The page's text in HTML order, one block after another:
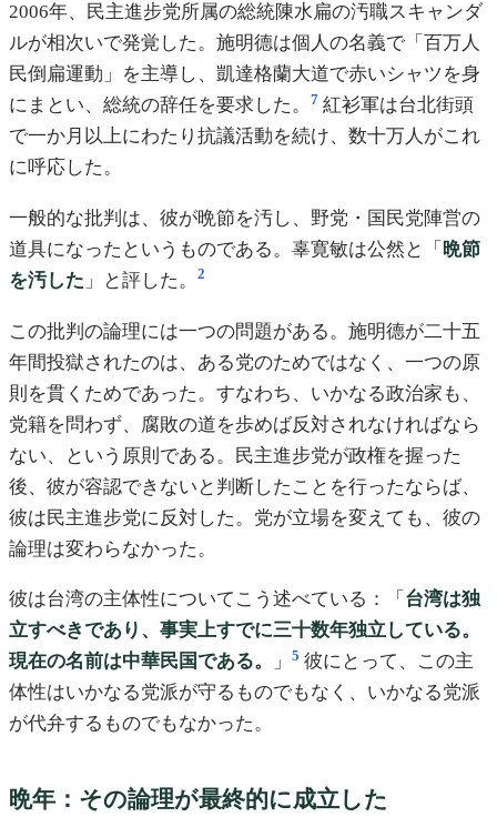
2006年、民主進步党所属の総統陳水扁の汚職スキャンダ
ルが相次いで発覚した。施明德は個人の名義で「百万人
民倒扁運動」を主導し、凱達格蘭大道で赤いシャツを身
にまとい、総統の辞任を要求した。
7 紅衫軍は台北街頭
で一か月以上にわたり抗議活動を続け、数十万人がこれ
に呼応した。
一般的な批判は、彼が晩節を汚し、野党・国民党陣営の
道具になったというものである。辜寛敏は公然と「 晩節
を汚した 」と評した。 2
この批判の論理には一つの問題がある。施明德が二十五
年間投獄されたのは、ある党のためではなく、一つの原
則を貫くためであった。すなわち、いかなる政治家も、
党籍を問わず、腐敗の道を歩めば反対されなければなら
ない、という原則である。民主進步党が政権を握った
後、彼が容認できないと判断したことを行ったならば、
彼は民主進步党に反対した。党が立場を変えても、彼の
論理は変わらなかった。
彼は台湾の主体性についてこう述べている：「 台湾は独
立すべきであり、事実上すでに三十数年独立している。
現在の名前は中華民国である。
」 5 彼にとって、この主
体性はいかなる党派が守るものでもなく、いかなる党派
が代弁するものでもなかった。
晩年：その論理が最終的に成立した